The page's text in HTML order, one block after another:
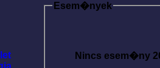
Esem�nyek
Nincs esem�ny